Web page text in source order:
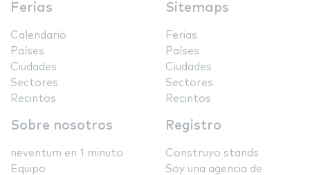
Ferias
Calendario
Países
Ciudades
Sectores
Recintos
Sitemaps
Ferias
Países
Ciudades
Sectores
Recintos
Sobre nosotros
neventum en 1 minuto
Equipo
Registro
Construyo stands
Soy una agencia de